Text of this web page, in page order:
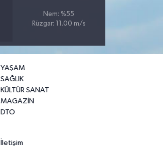
Nem: %55
Rüzgar: 11.00 m/s
YAŞAM
SAĞLIK
KÜLTÜR SANAT
MAGAZİN
DTO
İletişim